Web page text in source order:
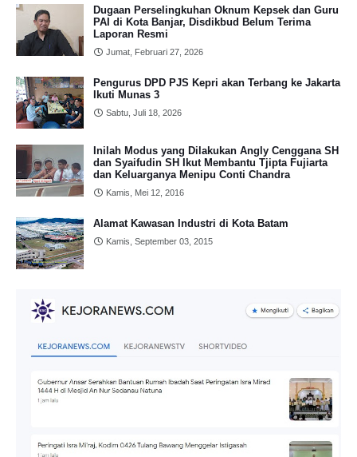
Dugaan Perselingkuhan Oknum Kepsek dan Guru
PAI di Kota Banjar, Disdikbud Belum Terima
Laporan Resmi
Jumat, Februari 27, 2026
Pengurus DPD PJS Kepri akan Terbang ke Jakarta
Ikuti Munas 3
Sabtu, Juli 18, 2026
Inilah Modus yang Dilakukan Angly Cenggana SH
dan Syaifudin SH Ikut Membantu Tjipta Fujiarta
dan Keluarganya Menipu Conti Chandra
Kamis, Mei 12, 2016
Alamat Kawasan Industri di Kota Batam
Kamis, September 03, 2015